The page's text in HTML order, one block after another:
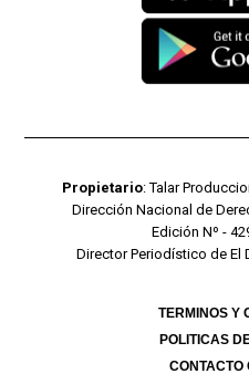
Propietario: Talar
Dirección Nacional de
Edición Nº -
Director Periodístico de El
TERMINOS Y
POLITICAS
CONTACTO